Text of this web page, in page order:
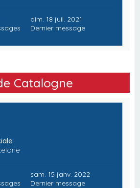
dim. 18 juil. 2021
Dernier message
Catalogne
sam. 15 janv. 2022
Dernier message